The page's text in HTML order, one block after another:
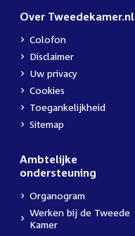
Over Tweedekamer.nl
Colofon
Disclaimer
Uw privacy
Cookies
Toegankelijkheid
Sitemap
Ambtelijke
ondersteuning
Organogram
Werken bij de Tweede
Kamer